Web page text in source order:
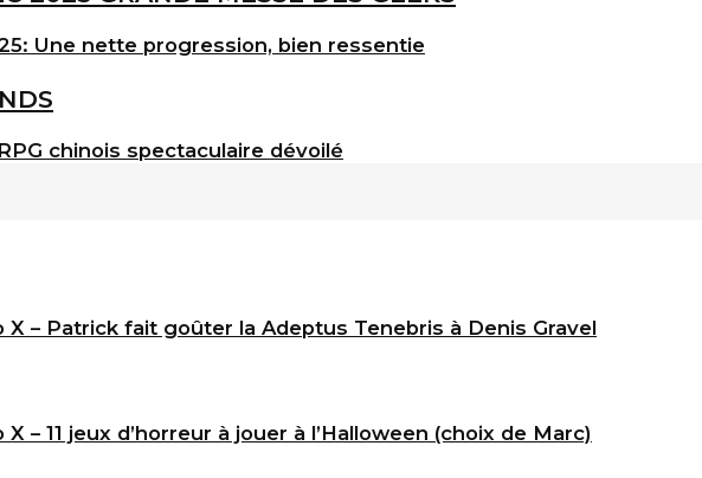
Une nette progression, bien ressentie
chinois spectaculaire dévoilé
X – Patrick fait goûter la Adeptus Tenebris à Denis Gravel
– 11 jeux d’horreur à jouer à l’Halloween (choix de Marc)